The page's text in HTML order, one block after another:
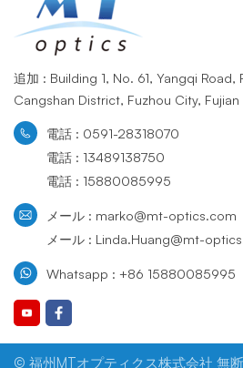
追加 : Building 1, No. 61, Yangqi
Cangshan District, Fuzhou City,
電話 : 0591-28318070
電話 : 13489138750
電話 : 15880085995
メール : marko@mt-optics.com
メール : Linda.Huang@mt-
Whatsapp : +86 15880085995
© 福州MTオプティクス株式会社 無断